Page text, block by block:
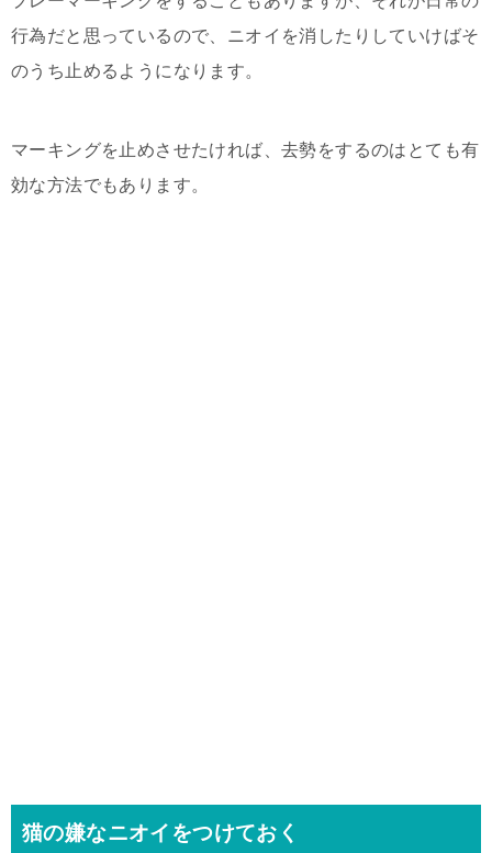
行為だと思っているので、ニオイを消したりしていけばそ
のうち止めるようになります。
マーキングを止めさせたければ、去勢をするのはとても有
効な方法でもあります。
猫の嫌なニオイをつけておく